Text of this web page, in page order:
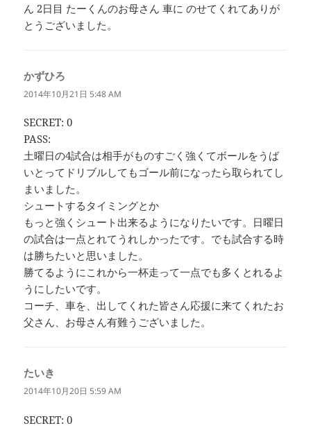
ん 2日目 たーくんのお母さん 車に のせてくれてありが
とうございました。
かずひろ
り:
2014年10月21日 5:48 AM
SECRET: 0
PASS:
土曜日の4試合は相手がものすごく強くてボールをうば
いとってドリブルしてもゴール前になったら取られてし
まいました。
シュートするタイミングとか
もっと強くシュート出来るようになりたいです。日曜日
の試合は一点とれてうれしかったです。でも試合する時
は勝ちたいと思いました。
勝てるようにこれから一杯走って一点でも多くとれるよ
うにしたいです。
コーチ、車を、出してくれた皆さん応援に来てくれたお
父さん、お母さん有難うございました。
たいき
り:
2014年10月20日 5:59 AM
SECRET: 0